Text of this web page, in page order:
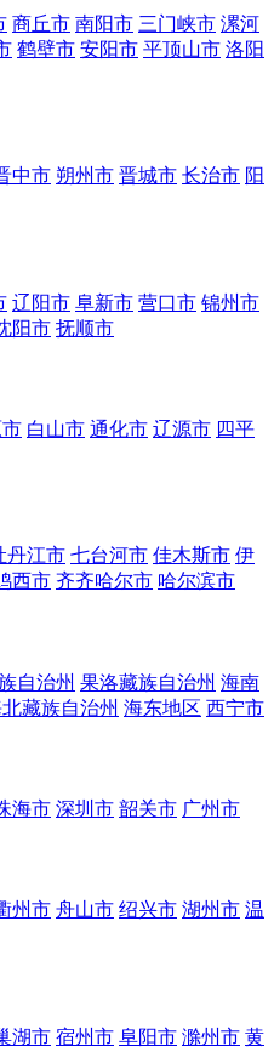
商丘市 南阳市 三门峡市 漯河
鹤壁市 安阳市 平顶山市 洛阳
中市 朔州市 晋城市 长治市 阳
辽阳市 阜新市 营口市 锦州市
阳市 抚顺市
白山市 通化市 辽源市 四平
丹江市 七台河市 佳木斯市 伊
西市 齐齐哈尔市 哈尔滨市
自治州 果洛藏族自治州 海南
藏族自治州 海东地区 西宁市
海市 深圳市 韶关市 广州市
州市 舟山市 绍兴市 湖州市 温
湖市 宿州市 阜阳市 滁州市 黄